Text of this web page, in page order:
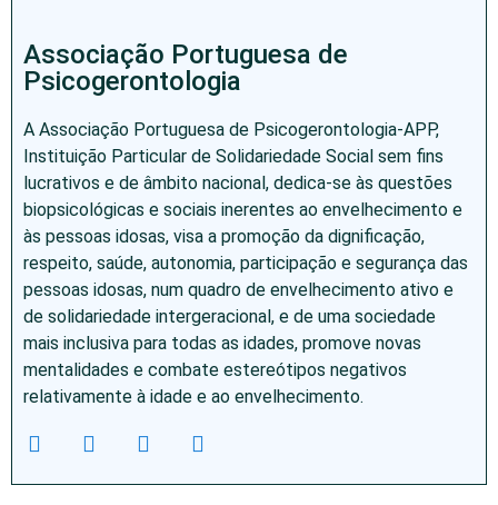
Associação Portuguesa de
Psicogerontologia
A Associação Portuguesa de Psicogerontologia-APP,
Instituição Particular de Solidariedade Social sem fins
lucrativos e de âmbito nacional, dedica-se às questões
biopsicológicas e sociais inerentes ao envelhecimento e
às pessoas idosas, visa a promoção da dignificação,
respeito, saúde, autonomia, participação e segurança das
pessoas idosas, num quadro de envelhecimento ativo e
de solidariedade intergeracional, e de uma sociedade
mais inclusiva para todas as idades, promove novas
mentalidades e combate estereótipos negativos
relativamente à idade e ao envelhecimento.